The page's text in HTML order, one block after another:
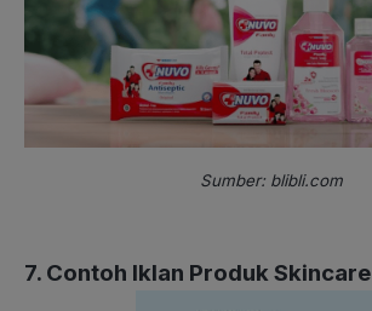
Sumber: blibli.com
7. Contoh Iklan Produk Skincare